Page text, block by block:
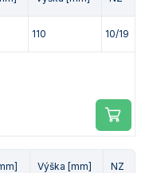
110 10/19
Výška [mm] NZ